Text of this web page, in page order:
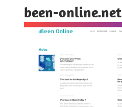
been-online.net